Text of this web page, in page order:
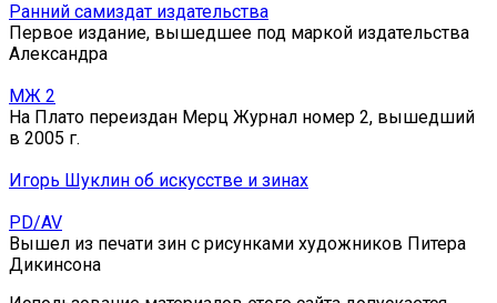
Ранний самиздат издательства
Первое издание, вышедшее под маркой издательства
Александра
МЖ 2
На Плато переиздан Мерц Журнал номер 2, вышедший
в 2005 г.
Игорь Шуклин об искусстве и зинах
PD/AV
Вышел из печати зин с рисунками художников Питера
Дикинсона